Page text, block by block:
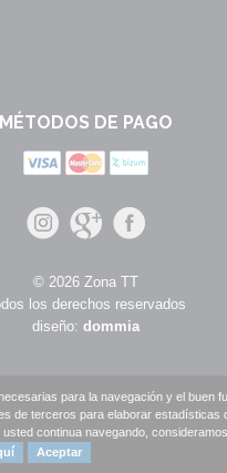
MÉTODOS DE PAGO
© 2026 Zona TT
los derechos reservados
diseño: dommia
para la navegación y el buen
de terceros para elaborar estadísticas
continua navegando,
Aceptar